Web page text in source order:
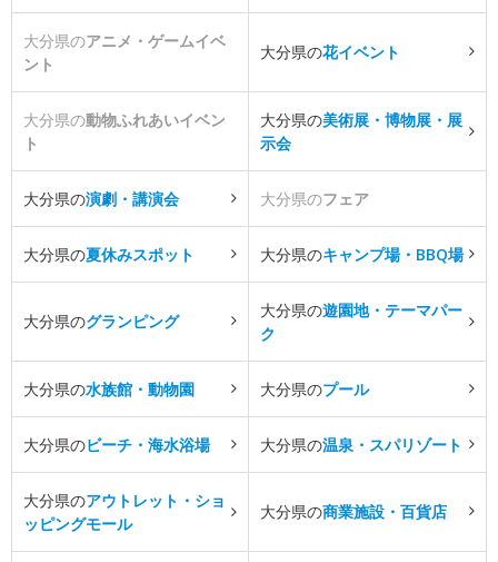
大分県のアニメ・ゲームイベ
ント
大分県の花イベント
大分県の動物ふれあいイベン
ト
大分県の美術展・博物展・展
示会
大分県の演劇・講演会 大分県のフェア
大分県の夏休みスポット 大分県のキャンプ場・BBQ場
大分県のグランピング
大分県の遊園地・テーマパー
ク
大分県の水族館・動物園 大分県のプール
大分県のビーチ・海水浴場 大分県の温泉・スパリゾート
大分県のアウトレット・ショ
ッピングモール
大分県の商業施設・百貨店